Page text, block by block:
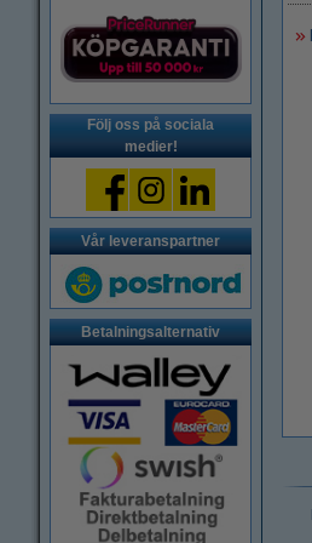
Följ oss på sociala
medier!
Vår leveranspartner
Betalningsalternativ